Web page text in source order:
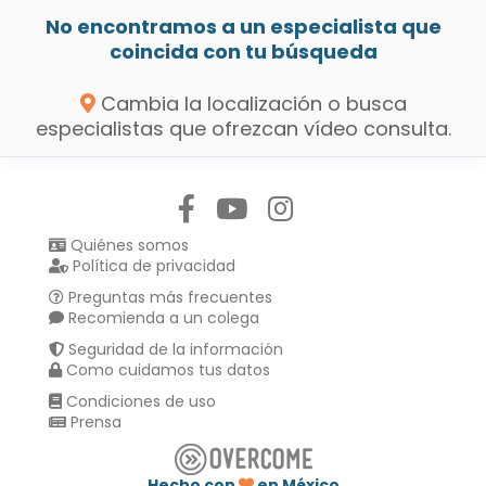
No encontramos a un especialista que
coincida con tu búsqueda
Cambia la localización o busca
especialistas que ofrezcan vídeo consulta.
Quiénes somos
Política de privacidad
Preguntas más frecuentes
Recomienda a un colega
Seguridad de la información
Como cuidamos tus datos
Condiciones de uso
Prensa